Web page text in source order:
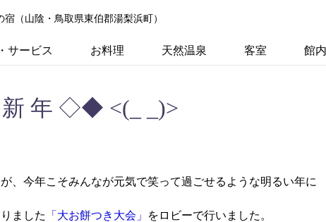
（山陰・鳥取県東伯郡湯梨浜町）
サービス お料理 天然温泉 客室 館
年 ◇◆ <(_ _)>
、今年こそみんなが元気で笑って過ごせるような明るい年に
ました 「大お餅つき大会」
をロビーで行いました。